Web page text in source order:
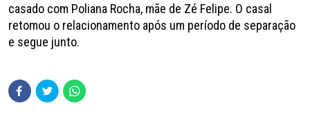
casado com Poliana Rocha, mãe de Zé Felipe. O casal
retomou o relacionamento após um período de separação
e segue junto.